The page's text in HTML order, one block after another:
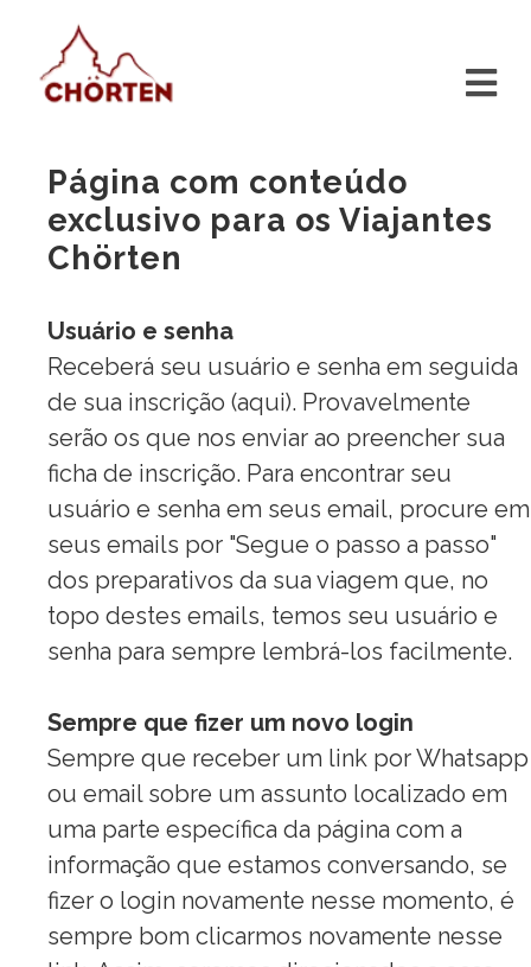
Página com conteúdo
exclusivo para os Viajantes
Chörten
Usuário e senha
Receberá seu usuário e senha em seguida
de sua inscrição (aqui). Provavelmente
serão os que nos enviar ao preencher sua
ficha de inscrição. Para encontrar seu
usuário e senha em seus email, procure em
seus emails por "Segue o passo a passo"
dos preparativos da sua viagem que, no
topo destes emails, temos seu usuário e
senha para sempre lembrá-los facilmente.
Sempre que fizer um novo login
Sempre que receber um link por Whatsapp
ou email sobre um assunto localizado em
uma parte específica da página com a
informação que estamos conversando, se
fizer o login novamente nesse momento, é
sempre bom clicarmos novamente nesse